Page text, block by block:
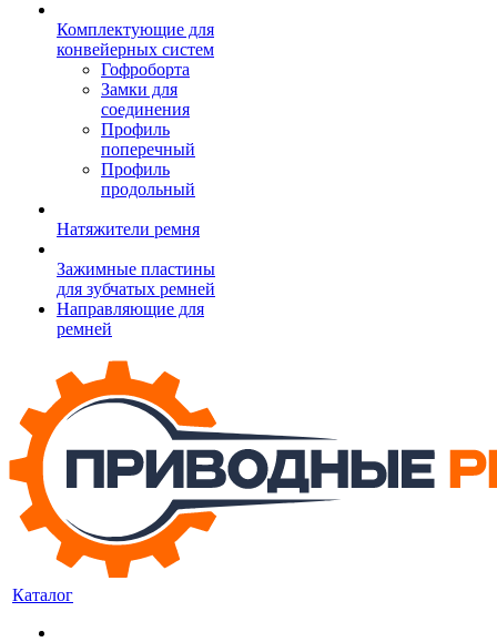
Комплектующие для
конвейерных систем
Гофроборта
Замки для
соединения
Профиль
поперечный
Профиль
продольный
Натяжители ремня
Зажимные пластины
для зубчатых ремней
Направляющие для
ремней
Каталог